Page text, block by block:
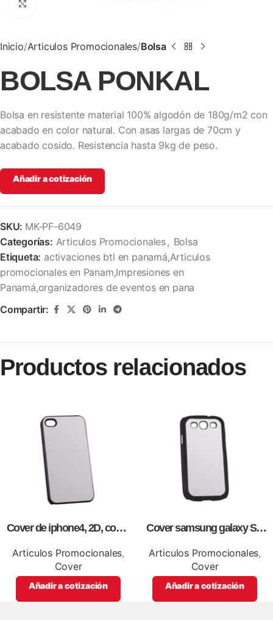
Inicio Articulos Promocionales Bolsa
BOLSA PONKAL
Bolsa en resistente material 100% algodón de 180g/m2 con
acabado en color natural. Con asas largas de 70cm y
acabado cosido. Resistencia hasta 9kg de peso.
Añadir a cotización
SKU: MK-PF-6049
Categorías: Articulos Promocionales , Bolsa
Etiqueta: activaciones btl en panamá,Articulos
promocionales en Panam,Impresiones en
Panamá,organizadores de eventos en pana
Compartir:
Productos relacionados
Cover de iphone4, 2D, como
Articulos Promocionales,
Cover
Añadir a cotización
Cover samsung galaxy S3,
full color
Articulos Promocionales,
Cover
Añadir a cotización